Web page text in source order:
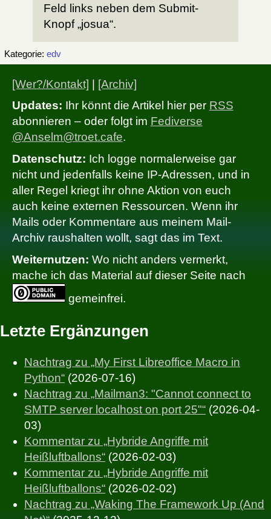
Feld links neben dem Submit-
Knopf „josua“.
Kategorie: edv
[Wer?/Kontakt] | [Archiv]
Updates: Ihr könnt die Artikel hier per RSS
abonnieren – oder folgt im Fediverse
@Anselm@troet.cafe.
Datenschutz: Ich logge normalerweise gar
nicht und jedenfalls keine IP-Adressen, und in
aller Regel kriegt ihr ohne Aktion von euch
auch keine externen Ressourcen. Wenn ihr
Mails oder Kommentare aus meinem Mail-
Archiv raushalten wollt, sagt das im Text.
Weiternutzen: Wo nicht anders vermerkt,
mache ich das Material auf dieser Seite nach
gemeinfrei.
Letzte Ergänzungen
Nachtrag zu „My First Libreoffice Macro in
Python“ (2026-07-16)
Nachtrag zu „Mailman3: "Cannot connect to
SMTP server localhost on port 25"“ (2026-04-
03)
Kommentar zu „Hybride Angriffe mit
Heißluftballons“ (2026-02-03)
Kommentar zu „Hybride Angriffe mit
Heißluftballons“ (2026-02-02)
Nachtrag zu „Waking The Framework Up (And